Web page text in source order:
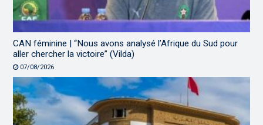
CAN féminine | “Nous avons analysé l’Afrique du Sud pour
aller chercher la victoire” (Vilda)
07/08/2026